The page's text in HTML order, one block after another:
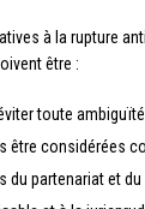
à la rupture
être :
toute ambiguïté
être considérées
du partenariat et du